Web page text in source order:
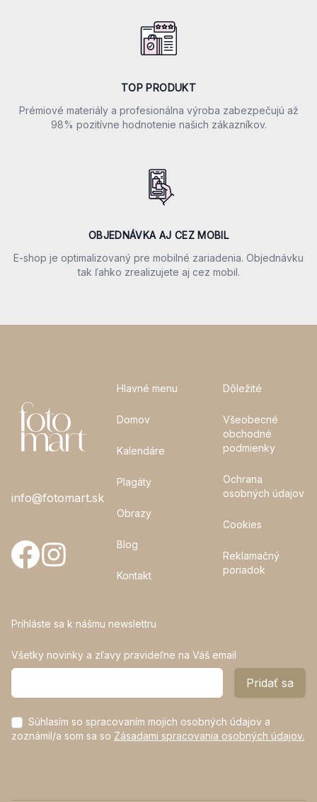
TOP PRODUKT
Prémiové materiály a profesionálna výroba zabezpečujú až
98% pozitívne hodnotenie našich zákazníkov.
OBJEDNÁVKA AJ CEZ MOBIL
E-shop je optimalizovaný pre mobilné zariadenia. Objednávku
tak ľahko zrealizujete aj cez mobil.
info@fotomart.sk
Hlavné menu
Domov
Kalendáre
Plagáty
Obrazy
Blog
Kontakt
Dôležité
Všeobecné
obchodné
podmienky
Ochrana
osobných údajov
Cookies
Reklamačný
poriadok
Prihláste sa k nášmu newslettru
Všetky novinky a zľavy pravideľne na Váš email
Pridať sa
Súhlasím so spracovaním mojich osobných údajov a
zoznámil/a som sa so Zásadami spracovania osobných údajov.